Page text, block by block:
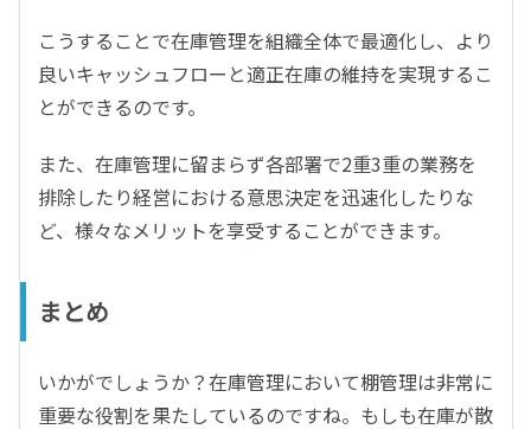
こうすることで在庫管理を組織全体で最適化し、より
良いキャッシュフローと適正在庫の維持を実現するこ
とができるのです。
また、在庫管理に留まらず各部署で2重3重の業務を
排除したり経営における意思決定を迅速化したりな
ど、様々なメリットを享受することができます。
まとめ
いかがでしょうか？在庫管理において棚管理は非常に
重要な役割を果たしているのですね。もしも在庫が散